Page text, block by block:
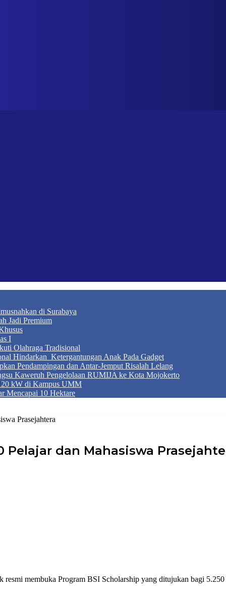
di Surabaya
Jadi Premium
I
Olahraga Tradisional
Hindarkan Ketergantungan Anak Pada Gadget
Pendampingan dan Antar-Jemput Risalah Lelang
Kaweruh Pengelolaan RUMIJA ke Kota Mojokerto
kW di Kampus UMM
Mencapai 10 Hektare
Prasejahtera
Pelajar dan Mahasiswa
membuka Program BSI Scholarship yang ditujukan bagi